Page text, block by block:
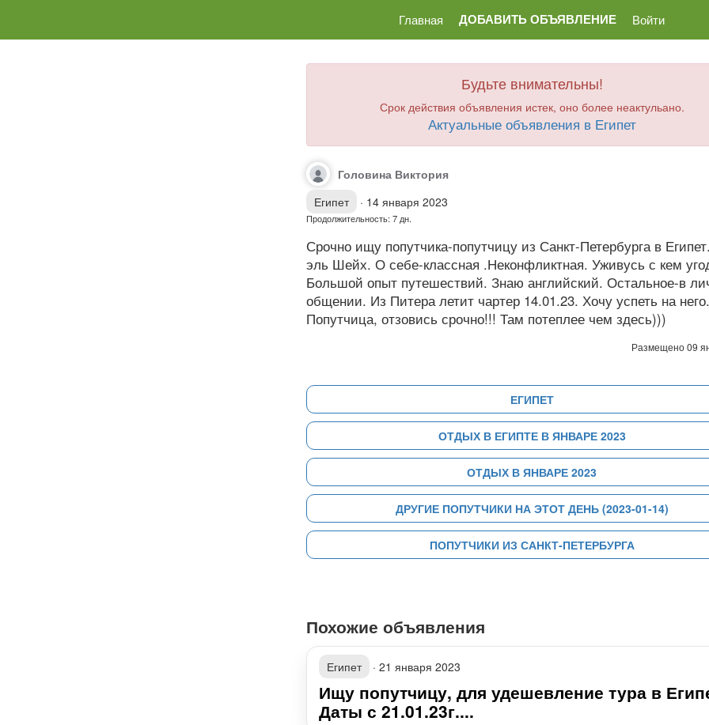
Главная ДОБАВИТЬ ОБЪЯВЛЕНИЕ Войти
Будьте внимательны!
Срок действия объявления истек, оно более неактульано.
Актуальные объявления в Египет
Головина Виктория
Египет
· 14 января 2023
Продолжительность: 7 дн.
Срочно ищу попутчика-попутчицу из Санкт-Петербурга в
эль Шейх. О себе-классная .Неконфликтная. Уживусь с кем
Большой опыт путешествий. Знаю английский. Остальное-в
общении. Из Питера летит чартер 14.01.23. Хочу успеть на него.
Попутчица, отзовись срочно!!! Там потеплее чем здесь)))
Размещено 09
ЕГИПЕТ
ОТДЫХ В ЕГИПТЕ В ЯНВАРЕ 2023
ОТДЫХ В ЯНВАРЕ 2023
ДРУГИЕ ПОПУТЧИКИ НА ЭТОТ ДЕНЬ (2023-01-14)
ПОПУТЧИКИ ИЗ САНКТ-ПЕТЕРБУРГА
Похожие объявления
Египет · 21 января 2023
Ищу попутчицу, для удешевление тура в
Даты с 21.01.23г....